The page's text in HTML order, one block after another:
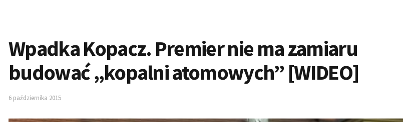
Wpadka Kopacz. Premier nie ma zamiaru
budować „kopalni atomowych” [WIDEO]
6 października 2015